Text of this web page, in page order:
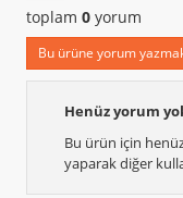
toplam 0 yorum
Bu ürüne yorum
Henüz yorum
Bu ürün için
yaparak diğer